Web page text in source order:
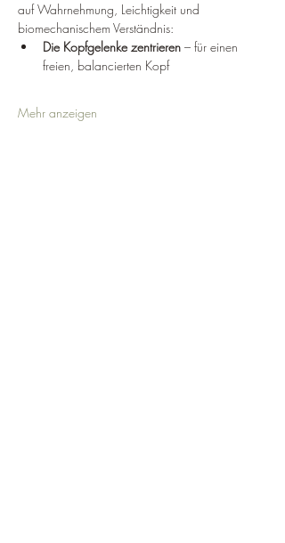
auf Wahrnehmung, Leichtigkeit und
biomechanischem Verständnis:
Die Kopfgelenke zentrieren – für einen
freien, balancierten Kopf
Mehr anzeigen